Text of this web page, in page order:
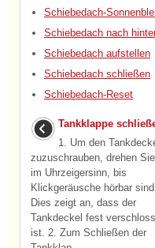
Schiebedach-
Schiebedach nach
Schiebedach aufstellen
Schiebedach schließen
Schiebedach-Reset
Tankklappe
1. Um den
zuzuschrauben, drehen
im Uhrzeigersinn, bis
Klickgeräusche hörbar
Dies zeigt an, dass der
Tankdeckel fest
ist. 2. Zum Schließen der